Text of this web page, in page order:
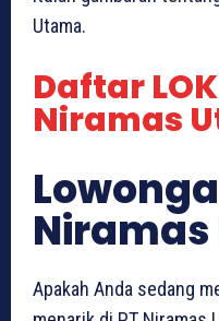
Utama.
Daftar
Niramas
Apakah Anda sedang